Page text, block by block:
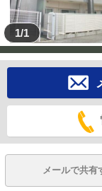
1/1
メールで共有